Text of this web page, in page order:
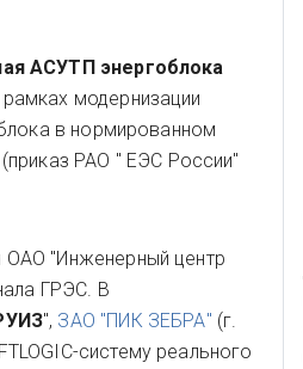
АСУТП энергоблока
модернизации
в нормированном
РАО " ЕЭС России"
ОАО "Инженерный центр
ГРЭС. В
", ЗАО "ПИК ЗЕБРА" (г.
систему реального